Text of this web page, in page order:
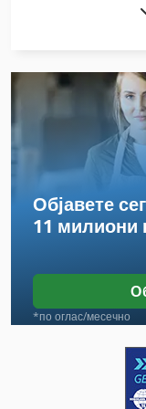
Fngj 20
German
Hsc 20 Linear
International 434
Meh 5 2 1 8 B
Објавете
11 милиони
*по оглас/месечно